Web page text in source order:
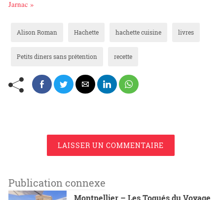
Jarnac »
Alison Roman Hachette hachette cuisine livres
Petits diners sans prétention recette
LAISSER UN COMMENTAIRE
Publication connexe
Montpellier – Les Toqués du Voyage